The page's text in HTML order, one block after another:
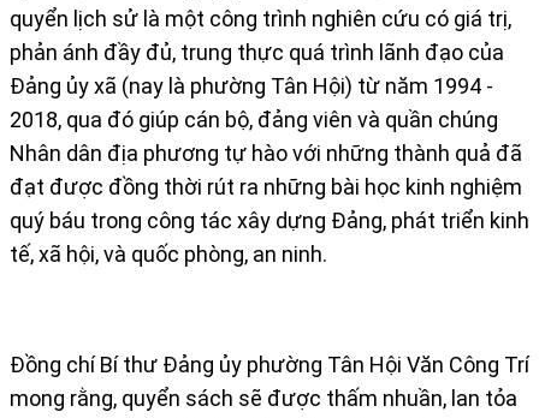
quyển lịch sử là một công trình nghiên cứu có giá trị,
phản ánh đầy đủ, trung thực quá trình lãnh đạo của
Đảng ủy xã (nay là phường Tân Hội) từ năm 1994 -
2018, qua đó giúp cán bộ, đảng viên và quần chúng
Nhân dân địa phương tự hào với những thành quả đã
đạt được đồng thời rút ra những bài học kinh nghiệm
quý báu trong công tác xây dựng Đảng, phát triển kinh
tế, xã hội, và quốc phòng, an ninh.
Đồng chí Bí thư Đảng ủy phường Tân Hội Văn Công Trí
mong rằng, quyển sách sẽ được thấm nhuần, lan tỏa